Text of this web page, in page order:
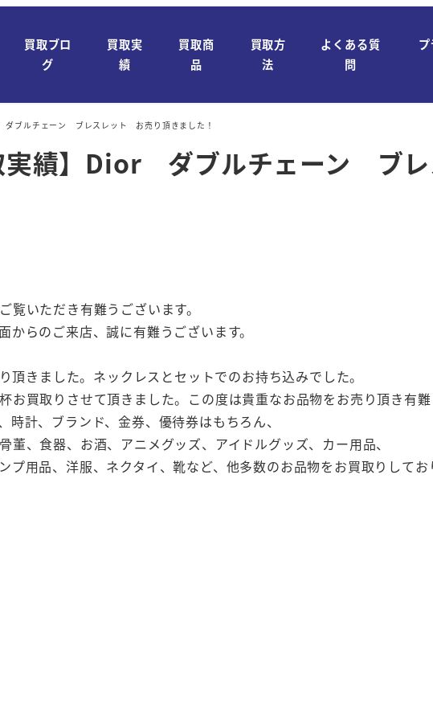
買取ブロ
グ
買取実
績
買取商
品
買取方
法
よくある質
問
ダブルチェーン ブレスレット お売り頂きました！
実績】Dior ダブルチェーン ブ
いただき有難うございます。
らのご来店、誠に有難うございます。
きました。ネックレスとセットでのお持ち込みでした。
お買取りさせて頂きました。この度は貴重なお品物をお売り頂き有難
計、ブランド、金券、優待券はもちろん、
、食器、お酒、アニメグッズ、アイドルグッズ、カー用品、
プ用品、洋服、ネクタイ、靴など、他多数のお品物をお買取りしてお